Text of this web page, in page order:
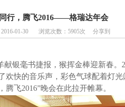
行，腾飞2016——格瑞达年会
2016-01-30 浏览次数： 5905次 分享到
献银毫书捷报，猴挥金棒迎新春。
欢快的音乐声，彩色气球配着灯
腾飞2016”晚会在此拉开帷幕。